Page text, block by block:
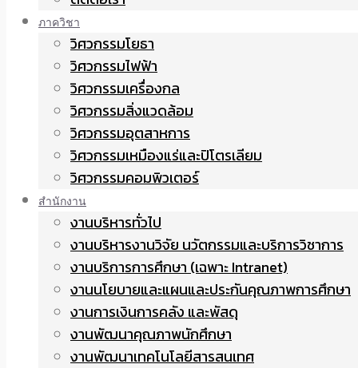
ภาควิชา
วิศวกรรมโยธา
วิศวกรรมไฟฟ้า
วิศวกรรมเครื่องกล
วิศวกรรมสิ่งแวดล้อม
วิศวกรรมอุตสาหการ
วิศวกรรมเหมืองแร่และปิโตรเลียม
วิศวกรรมคอมพิวเตอร์
สำนักงาน
งานบริหารทั่วไป
งานบริหารงานวิจัย นวัตกรรมและบริการวิชาการ
งานบริการการศึกษา (เฉพาะ Intranet)
งานนโยบายและแผนและประกันคุณภาพการศึกษา
งานการเงินการคลัง และพัสดุ
งานพัฒนาคุณภาพนักศึกษา
งานพัฒนาเทคโนโลยีสารสนเทศ